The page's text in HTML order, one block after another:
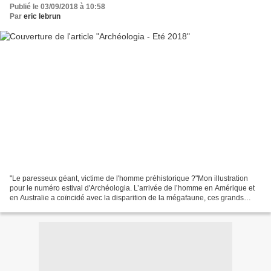
Publié le 03/09/2018 à 10:58
Par eric lebrun
"Le paresseux géant, victime de l'homme préhistorique ?"Mon illustration
pour le numéro estival d'Archéologia. L’arrivée de l’homme en Amérique et
en Australie a coïncidé avec la disparition de la mégafaune, ces grands